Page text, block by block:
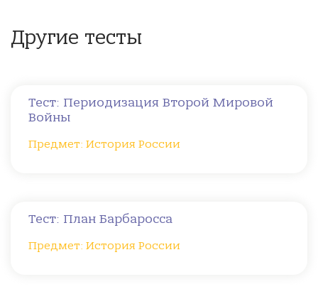
Другие тесты
Тест: Периодизация Второй Мировой
Войны
Предмет: История России
Тест: План Барбаросса
Предмет: История России